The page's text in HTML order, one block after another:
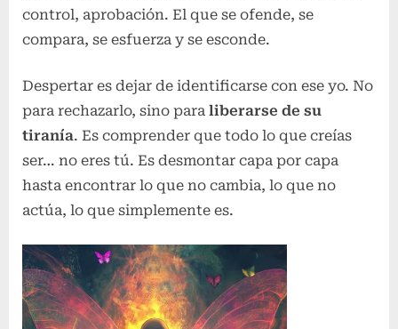
control, aprobación. El que se ofende, se
compara, se esfuerza y se esconde.
Despertar es dejar de identificarse con ese yo. No
para rechazarlo, sino para liberarse de su
tiranía. Es comprender que todo lo que creías
ser… no eres tú. Es desmontar capa por capa
hasta encontrar lo que no cambia, lo que no
actúa, lo que simplemente es.